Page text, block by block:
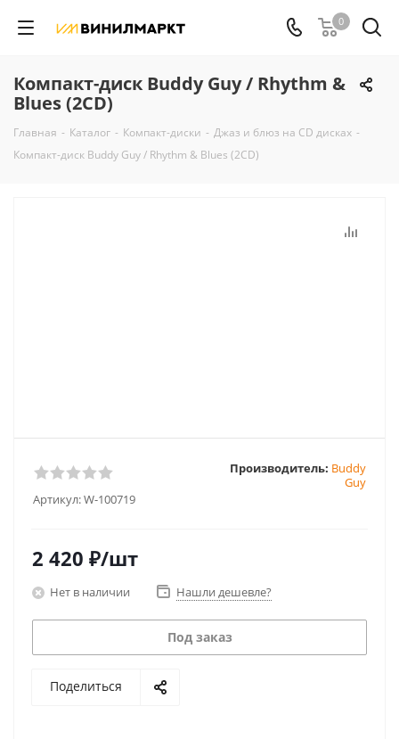
0
Компакт-диск Buddy Guy / Rhythm &
Blues (2CD)
Главная - Каталог - Компакт-диски - Джаз и блюз на CD дисках -
Компакт-диск Buddy Guy / Rhythm & Blues (2CD)
Артикул:W-100719
Производитель: Buddy
Guy
2 420 ₽/шт
Нет в наличии Нашли дешевле?
Под заказ
Поделиться